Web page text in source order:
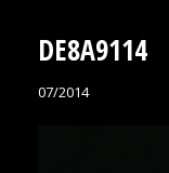
DE8A9114
07/2014